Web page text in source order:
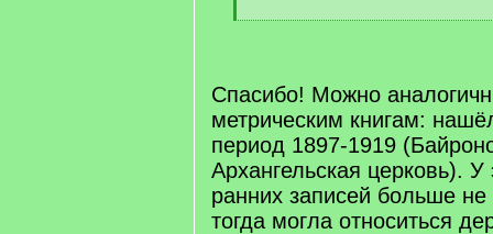
[
Спасибо! Можно
метрическим книгам:
период 1897-1919
Архангельская церковь).
ранних записей больше
тогда могла относиться